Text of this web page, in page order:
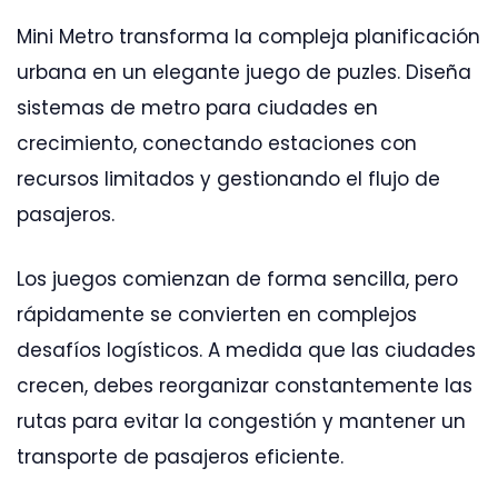
Mini Metro transforma la compleja planificación
urbana en un elegante juego de puzles. Diseña
sistemas de metro para ciudades en
crecimiento, conectando estaciones con
recursos limitados y gestionando el flujo de
pasajeros.
Los juegos comienzan de forma sencilla, pero
rápidamente se convierten en complejos
desafíos logísticos. A medida que las ciudades
crecen, debes reorganizar constantemente las
rutas para evitar la congestión y mantener un
transporte de pasajeros eficiente.